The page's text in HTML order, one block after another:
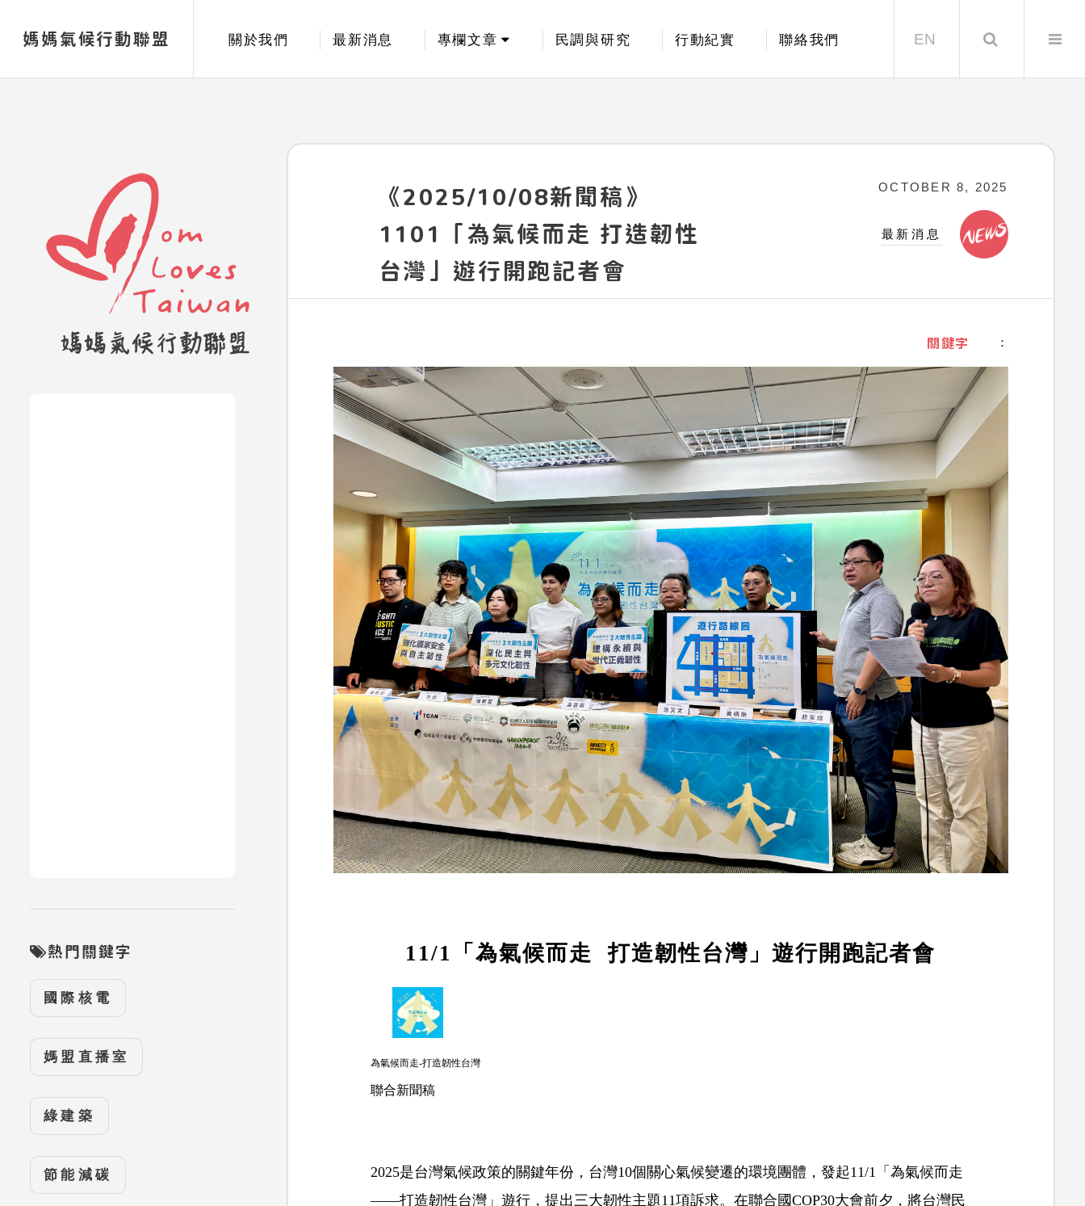
媽媽氣候行動聯盟 關於我們 最新消息 專欄文章 民調與研究 行動紀實 聯絡我們 EN Search
《2025/10/08新聞稿》
1101「為氣候而走 打造韌性
台灣」遊行開跑記者會
OCTOBER 8, 2025
最新消息
關鍵字 ：
11/1「為氣候而走 打造韌性台灣」遊行開跑記者會
為氣候而走-打造韌性台灣
聯合新聞稿
2025是台灣氣候政策的關鍵年份，台灣10個關心氣候變遷的環境團體，發起11/1「為氣候而走
——打造韌性台灣」遊行，提出三大韌性主題11項訴求。在聯合國COP30大會前夕，將台灣民
熱門關鍵字
國際核電
媽盟直播室
綠建築
節能減碳